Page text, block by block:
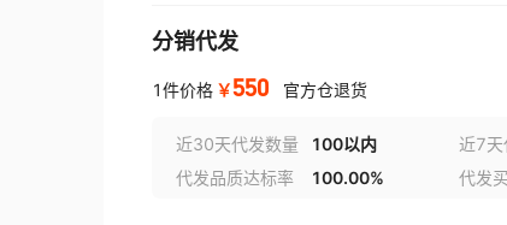
分销代发
1件价格 ￥550 官方仓退货
近30天代发数量 100以内 近7天
代发品质达标率
100.00% 代发